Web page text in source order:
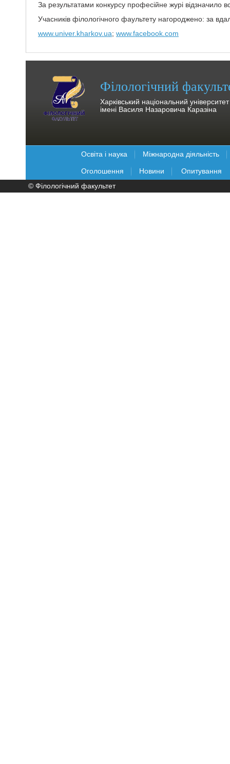
За результатами конкурсу професійне журі відзначило
Учасників філологічного фаультету нагороджено: за
www.univer.kharkov.ua; www.facebook.com
Філологічний
Харківський національний університет
імені Василя Назаровича Каразіна
Освіта і наука Міжнародна діяльність
Оголошення Новини
Опитування
© Філологічний факультет